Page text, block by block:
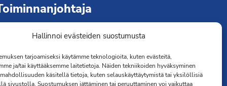
Hallinnoi evästeiden suostumusta
tarjoamiseksi käytämme teknologioita, kuten evästeitä,
ja/tai käyttääksemme laitetietoja. Näiden tekniikoiden hyväksyminen
käsitellä tietoja, kuten selauskäyttäytymistä tai yksilöllisiä
sivustolla. Suostumuksen jättäminen tai peruuttaminen voi vaikuttaa
Kimmo Järvinen
501 4176